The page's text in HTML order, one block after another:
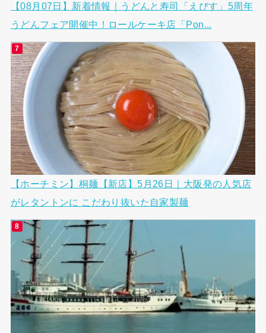
【08月07日】新着情報｜うどんと寿司「えびす」5周年
うどんフェア開催中！ロールケーキ店「Pon...
【ホーチミン】桐麺【新店】5月26日｜大阪発の人気店
がレタントンに こだわり抜いた自家製麺